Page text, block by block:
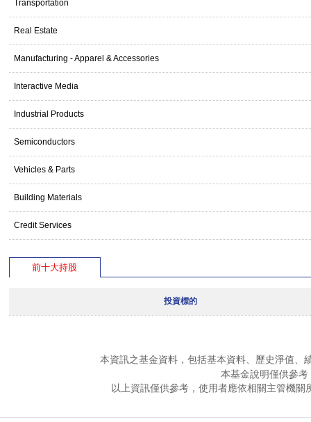
Transportation
Real Estate
Manufacturing - Apparel & Accessories
Interactive Media
Industrial Products
Semiconductors
Vehicles & Parts
Building Materials
Credit Services
前十大持股
投資標的
本資訊之基金資料，包括基本資料、歷史淨值、
本基金說明僅供參
以上資訊僅供參考，使用者應依相關主管機